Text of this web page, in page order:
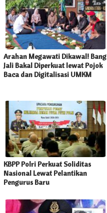
Arahan Megawati Dikawal! Bang
Jali Bakal Diperkuat lewat Pojok
Baca dan Digitalisasi UMKM
KBPP Polri Perkuat Soliditas
Nasional Lewat Pelantikan
Pengurus Baru